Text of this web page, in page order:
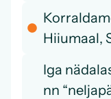
Hiiumaal,
Iga
nn